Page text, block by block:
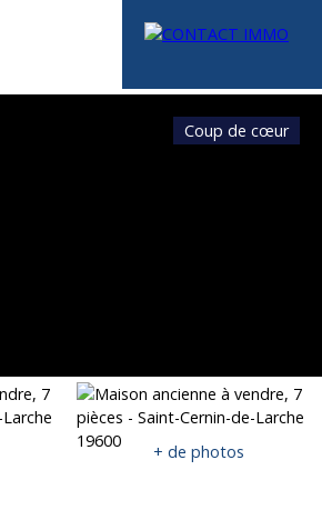
Espace vendeur Estimation
Coup de cœur
+ de photos